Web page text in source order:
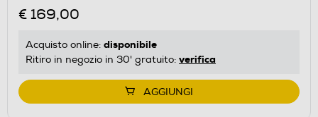
€ 169,00
Acquisto online: disponibile
Ritiro in negozio in 30' gratuito: verifica
AGGIUNGI